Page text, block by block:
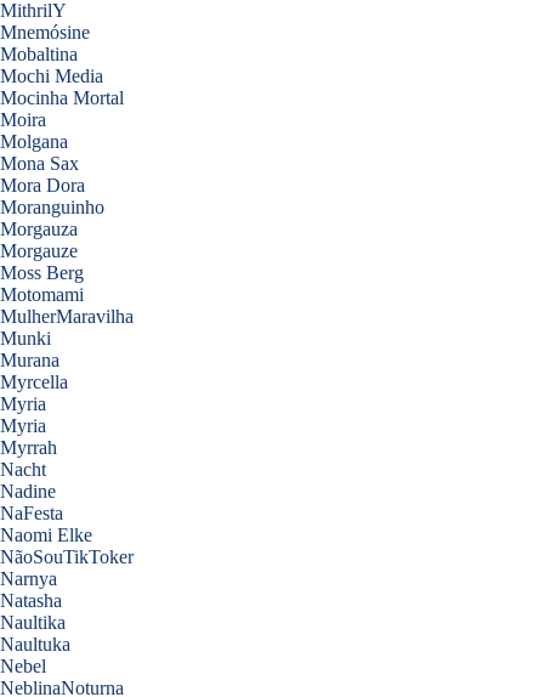
MithrilY
Mnemósine
Mobaltina
Mochi Media
Mocinha Mortal
Moira
Molgana
Mona Sax
Mora Dora
Moranguinho
Morgauza
Morgauze
Moss Berg
Motomami
MulherMaravilha
Munki
Murana
Myrcella
Myria
Myria
Myrrah
Nacht
Nadine
NaFesta
Naomi Elke
NãoSouTikToker
Narnya
Natasha
Naultika
Naultuka
Nebel
NeblinaNoturna